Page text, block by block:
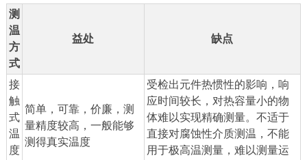
测
温
方
式
益处 缺点
接
触
式
温
度
简单，可靠，价廉，测
量精度较高，一般能够
测得真实温度
受检出元件热惯性的影响，响
应时间较长，对热容量小的物
体难以实现精确测量。不适于
直接对腐蚀性介质测温，不能
用于极高温测量，难以测量运